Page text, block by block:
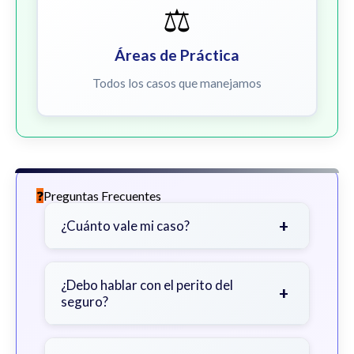
⚖️
Áreas de Práctica
Todos los casos que manejamos
Preguntas Frecuentes
¿Cuánto vale mi caso? +
gravedad de sus lesiones, facturas
médicas, tiempo fuera del trabajo y
¿Debo hablar con el perito del
seguro?
+